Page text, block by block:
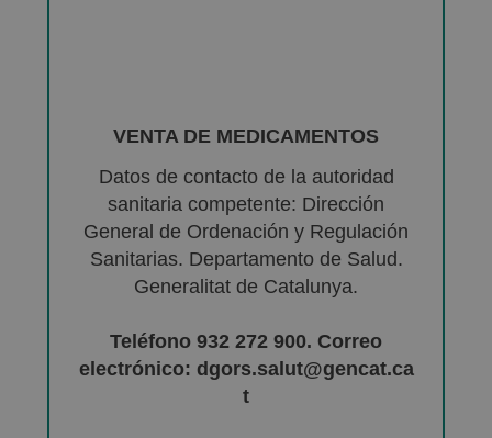
VENTA DE MEDICAMENTOS
Datos de contacto de la autoridad
sanitaria competente: Dirección
General de Ordenación y Regulación
Sanitarias. Departamento de Salud.
Generalitat de Catalunya.
Teléfono 932 272 900. Correo
electrónico: dgors.salut@gencat.ca
t